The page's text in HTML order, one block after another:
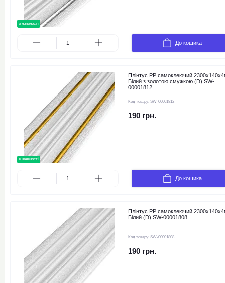
в наявності
До кошика
в наявності
Плінтус РР самоклеючий
Білий з золотою смужкою (D) SW-
00001812
Код товару: SW-00001812
190 грн.
До кошика
Плінтус РР самоклеючий
Білий (D) SW-00001808
Код товару: SW-00001808
190 грн.